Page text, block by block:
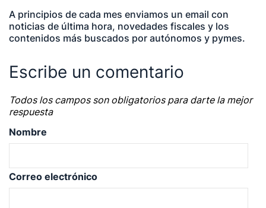
A principios de cada mes enviamos un email con
noticias de última hora, novedades fiscales y los
contenidos más buscados por autónomos y pymes.
Escribe un comentario
Todos los campos son obligatorios para darte la mejor
respuesta
Nombre
Correo electrónico